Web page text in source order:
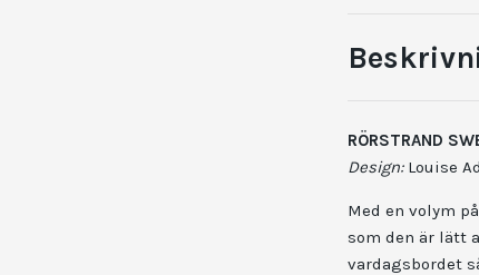
RÖRSTRAND
Design: Louise
Med en volym
som den är lätt
vardagsbordet